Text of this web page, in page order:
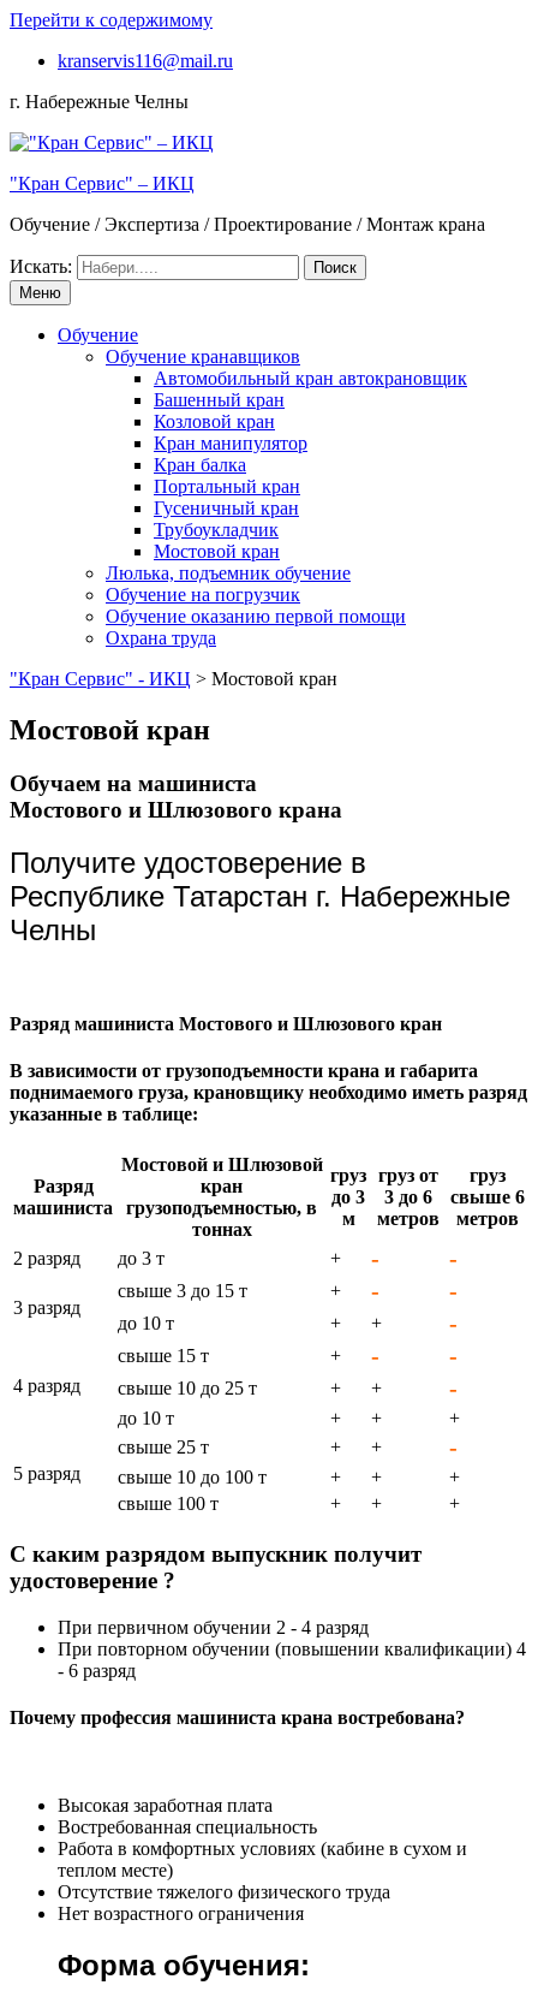
Перейти к содержимому
kranservis116@mail.ru
г. Набережные Челны
"Кран Сервис" – ИКЦ
Обучение / Экспертиза / Проектирование / Монтаж крана
Искать:
Меню
Обучение
Обучение кранавщиков
Автомобильный кран автокрановщик
Башенный кран
Козловой кран
Кран манипулятор
Кран балка
Портальный кран
Гусеничный кран
Трубоукладчик
Мостовой кран
Люлька, подъемник обучение
Обучение на погрузчик
Обучение оказанию первой помощи
Охрана труда
"Кран Сервис" - ИКЦ > Мостовой кран
Мостовой кран
Обучаем на машиниста
Мостового и Шлюзового крана
Получите удостоверение в
Республике Татарстан г. Набережные
Челны
Разряд машиниста Мостового и Шлюзового кран
В зависимости от грузоподъемности крана и габарита
поднимаемого груза, крановщику необходимо иметь разряд
указанные в таблице:
Разряд
машиниста
Мостовой и Шлюзовой
кран
грузоподъемностью, в
тоннах
груз
до 3
м
груз от
3 до 6
метров
груз
свыше 6
метров
2 разряд
до 3 т + - -
3 разряд
свыше 3 до 15 т + - -
до 10 т + + -
4 разряд
свыше 15 т + - -
свыше 10 до 25 т + + -
до 10 т + + +
5 разряд
свыше 25 т + + -
свыше 10 до 100 т + +
+
свыше 100 т
+ + +
С каким разрядом выпускник получит
удостоверение ?
При первичном обучении 2 - 4 разряд
При повторном обучении (повышении квалификации) 4
- 6 разряд
Почему профессия машиниста крана востребована?
Высокая заработная плата
Востребованная специальность
Работа в комфортных условиях (кабине в сухом и
теплом месте)
Отсутствие тяжелого физического труда
Нет возрастного ограничения
Форма обучения: